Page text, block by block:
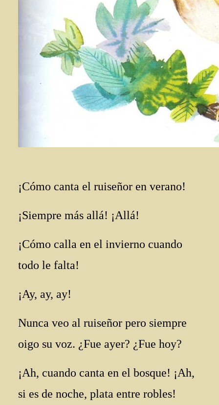
¡Cómo canta el ruiseñor en verano!
¡Siempre más allá! ¡Allá!
¡Cómo calla en el invierno cuando
todo le falta!
¡Ay, ay, ay!
Nunca veo al ruiseñor pero siempre
oigo su voz. ¿Fue ayer? ¿Fue hoy?
¡Ah, cuando canta en el bosque! ¡Ah,
si es de noche, plata entre robles!